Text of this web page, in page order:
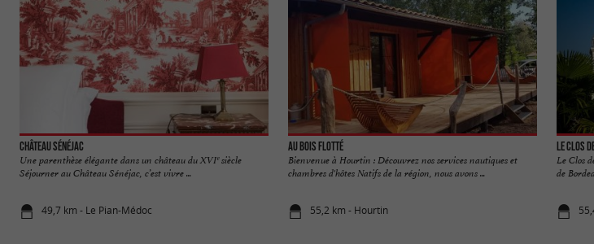
Château Sénéjac
Une parenthèse élégante dans un château du XVIᵉ siècle
Séjourner au Château Sénéjac, c’est vivre ...
49,7 km - Le Pian-Médoc
Au Bois Flotté
Bienvenue à Hourtin : Découvrez nos services nautiques et
chambres d'hôtes Natifs de la région, nous avons ...
55,2 km - Hourtin
Le Clos
Le Clos
de